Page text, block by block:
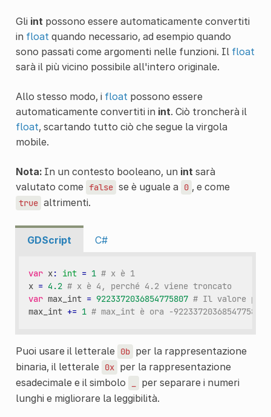
Gli int possono essere automaticamente convertiti
in float quando necessario, ad esempio quando
sono passati come argomenti nelle funzioni. Il float
sarà il più vicino possibile all'intero originale.
Allo stesso modo, i float possono essere
automaticamente convertiti in int. Ciò troncherà il
float, scartando tutto ciò che segue la virgola
mobile.
Nota:In un contesto booleano, un int sarà
valutato come false se è uguale a 0 , e come
true altrimenti.
GDScript C#
var x: int = 1 # x è 1
x = 4.2 # x è 4, perché 4.2 viene troncato
var max_int = 9223372036854775807 # Il valore più
max_int += 1 # max_int è ora -
Puoi usare il letterale 0b per la rappresentazione
binaria, il letterale 0x per la rappresentazione
esadecimale e il simbolo
per separare i numeri
lunghi e migliorare la leggibilità.